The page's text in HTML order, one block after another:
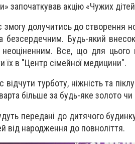
започаткував акцію «Чужих
долучитись до створення
безсердечним. Будь-який
неоціненним. Все, що для
їх в "Центр сімейної медицини".
відчути турботу, ніжність та
більше за будь-яке золото чи
передані до дитячого
від народження до повноліття.